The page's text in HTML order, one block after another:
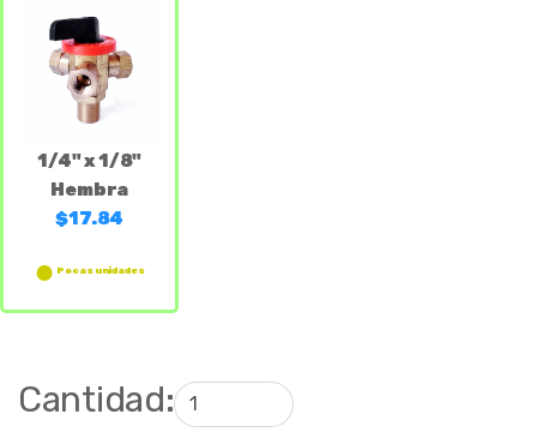
1/4" x 1/8"
Hembra
$17.84
Pocas unidades
Cantidad: